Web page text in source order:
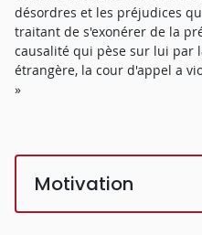
désordres et les préjudices
traitant de s'exonérer de la
causalité qui pèse sur lui par
étrangère, la cour d'appel a
»
Motivation